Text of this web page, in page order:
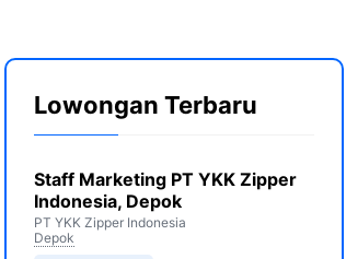
Lowongan Terbaru
Staff Marketing PT YKK Zipper
Indonesia, Depok
PT YKK Zipper Indonesia
Depok